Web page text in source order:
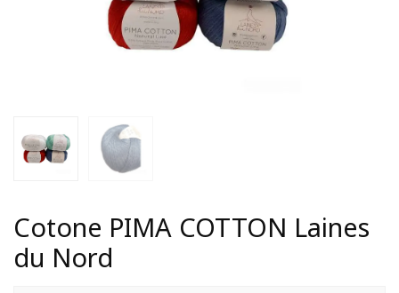
Cotone PIMA COTTON Laines
du Nord